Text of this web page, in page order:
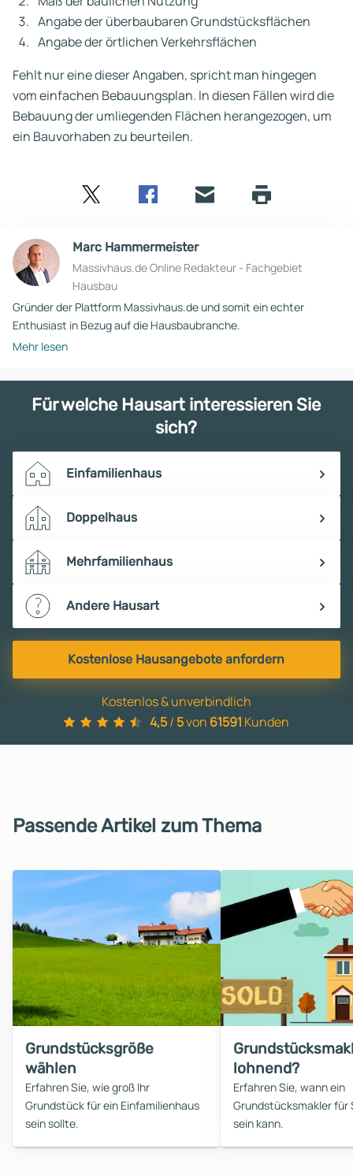
Angabe der überbaubaren Grundstücksflächen
Angabe der örtlichen Verkehrsflächen
Fehlt nur eine dieser Angaben, spricht man hingegen
vom einfachen Bebauungsplan. In diesen Fällen wird die
Bebauung der umliegenden Flächen herangezogen, um
ein Bauvorhaben zu beurteilen.
Marc Hammermeister
Massivhaus.de Online Redakteur - Fachgebiet
Hausbau
Gründer der Plattform Massivhaus.de und somit ein echter
Enthusiast in Bezug auf die Hausbaubranche.
Mehr lesen
Für welche Hausart interessieren Sie
sich?
Einfamilienhaus
Doppelhaus
Mehrfamilienhaus
Andere Hausart
Kostenlose Hausangebote anfordern
Kostenlos & unverbindlich
4,5/ 5von 61591 Kunden
Passende Artikel zum Thema
Grundstücksgröße
wählen
Erfahren Sie, wie groß Ihr
Grundstück für ein Einfamilienhaus
sein sollte.
lohnend?
Erfahren Sie, wann ein
Grundstücksmakler für
sein kann.